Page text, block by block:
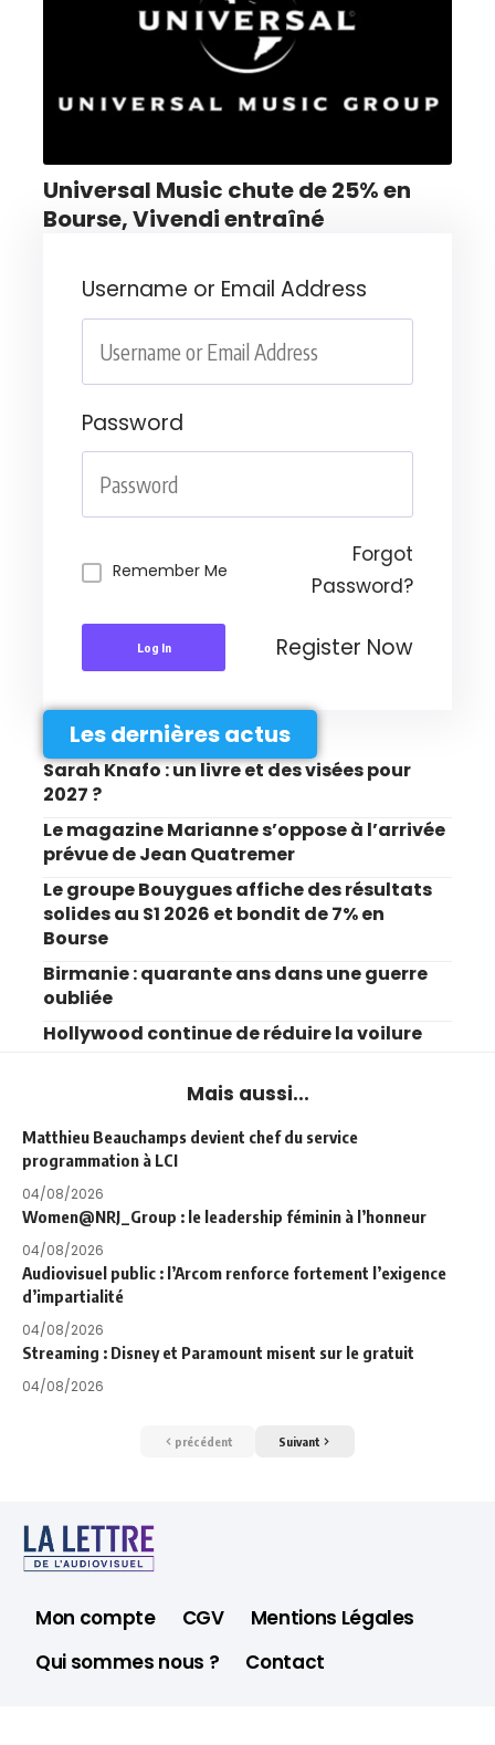
Universal Music chute de 25% en
Bourse, Vivendi entraîné
Username or Email Address
Password
Remember Me
Forgot
Password?
Log In Register Now
Les dernières actus
Sarah Knafo : un livre et des visées pour
2027 ?
Le magazine Marianne s’oppose à l’arrivée
prévue de Jean Quatremer
Le groupe Bouygues affiche des résultats
solides au S1 2026 et bondit de 7% en
Bourse
Birmanie : quarante ans dans une guerre
oubliée
Hollywood continue de réduire la voilure
Mais aussi...
Matthieu Beauchamps devient chef du service
programmation à LCI
04/08/2026
Women@NRJ_Group : le leadership féminin à l’honneur
04/08/2026
Audiovisuel public : l’Arcom renforce fortement l’exigence
d’impartialité
04/08/2026
Streaming : Disney et Paramount misent sur le gratuit
04/08/2026
précédent Suivant
Mon compte CGV
Mentions Légales
Qui sommes nous ?
Contact